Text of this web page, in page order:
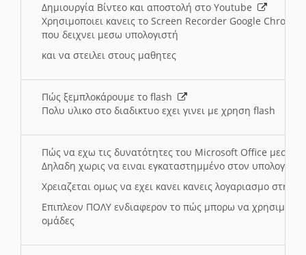
Δημιουργία Βίντεο και αποστολή στο Youtube
Χρησιμοποιει κανεις το Screen Recorder Google Chrome
που δειχνει μεσω υπολογιστή
και να στειλει στους μαθητες
Πώς ξεμπλοκάρουμε το flash
Πολυ υλικο στο διαδικτυο εχει γινει με χρηση flash
Πώς να εχω τις δυνατότητες του Microsoft Office μεσω
Δηλαδη χωρις να ειναι εγκαταστημμένο στον
Χρειαζεται ομως να εχει κανει κανεις λογαριασμο στη
Επιπλεον ΠΟΛΥ ενδιαφερον το πώς μπορω να
ομάδες